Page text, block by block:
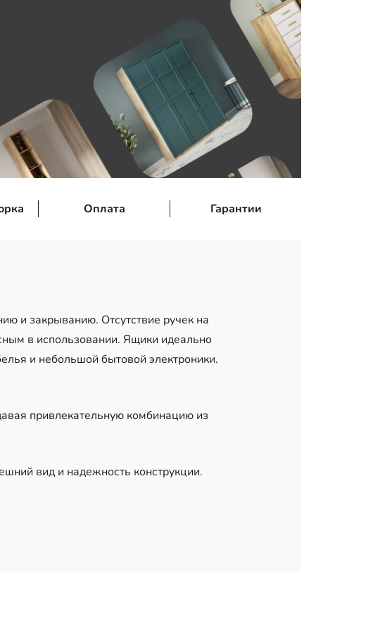
Оплата Гарантии
и закрыванию. Отсутствие ручек на
в использовании. Ящики идеально
и небольшой бытовой электроники.
привлекательную комбинацию из
вид и надежность конструкции.